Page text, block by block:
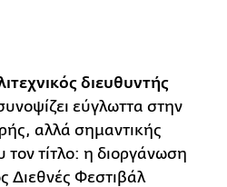
διευθυντής
εύγλωττα στην
αλλά σημαντικής
τον τίτλο: η διοργάνωση
Διεθνές Φεστιβάλ